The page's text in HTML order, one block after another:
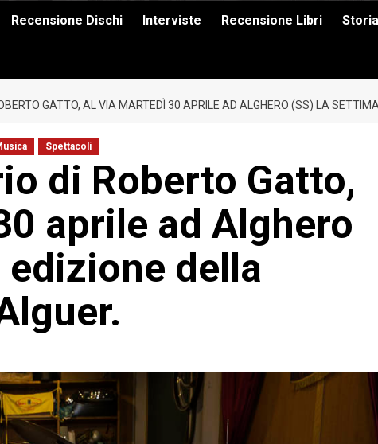
Recensione Dischi Interviste Recensione Libri
GATTO, AL VIA MARTEDÌ 30 APRILE AD ALGHERO (SS) LA
Spettacoli
di Roberto Gatto,
aprile ad Alghero
della